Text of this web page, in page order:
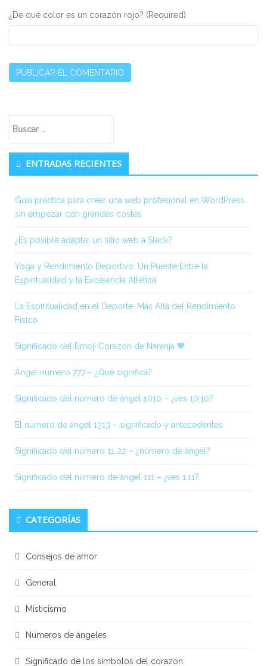
¿De qué color es un corazón rojo? (Required)
Sidebar
ENTRADAS RECIENTES
Guía práctica para crear una web profesional en WordPress
sin empezar con grandes costes
¿Es posible adaptar un sitio web a Slack?
Yoga y Rendimiento Deportivo: Un Puente Entre la
Espiritualidad y la Excelencia Atlética
La Espiritualidad en el Deporte: Más Allá del Rendimiento
Físico
Significado del Emoji Corazón de Naranja 🧡
Ángel número 777 – ¿Qué significa?
Significado del número de ángel 1010 – ¿ves 10:10?
El número de ángel 1313 – significado y antecedentes
Significado del número 11 22 – ¿número de ángel?
Significado del número de ángel 111 – ¿ves 1:11?
CATEGORÍAS
Consejos de amor
General
Misticismo
Números de ángeles
Significado de los símbolos del corazón